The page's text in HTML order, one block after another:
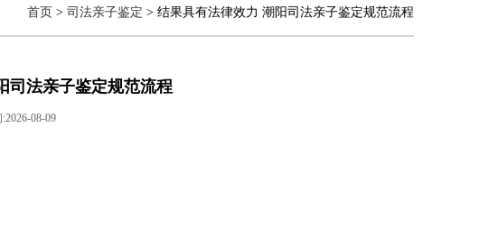
首页 > 司法亲子鉴定 > 结果具有法律效力 潮阳司法亲子鉴定规范流程
司法亲子鉴定规范流程
08-09
定
定